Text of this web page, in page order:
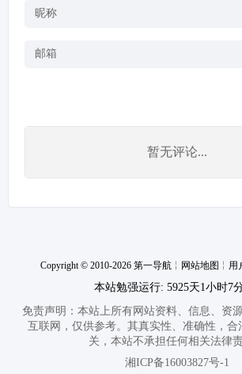
暂无评论...
Copyright © 2010-2026 第一导航 ╎ 网站地图 ╎ 用
本站勉强运行: 5925天1小时7
免责声明：本站上所有网站资料、信息、资
互联网，仅供参考。其真实性、准确性，合
关，本站不承担任何相关法律责
湘ICP备16003827号-1